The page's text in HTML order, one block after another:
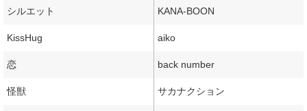
シルエット KANA-BOON
KissHug aiko
恋 back number
怪獣 サカナクション